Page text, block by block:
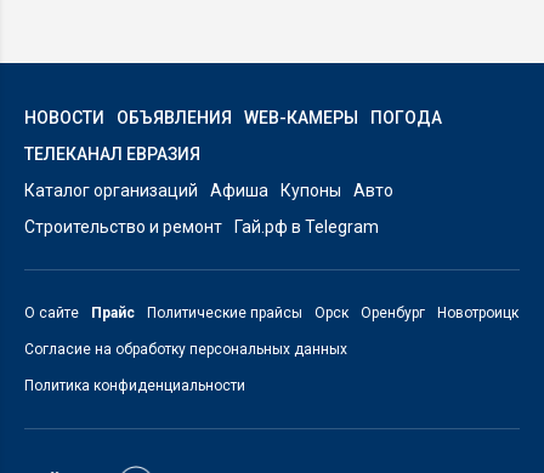
НОВОСТИ ОБЪЯВЛЕНИЯ WEB-КАМЕРЫ
ПОГОДА
ТЕЛЕКАНАЛ ЕВРАЗИЯ
Каталог организаций
Афиша Купоны
Авто
Строительство и ремонт
Гай.рф в Telegram
О сайте Прайс Политические прайсы Орск Оренбург Новотроицк
Согласие на обработку персональных данных
Политика конфиденциальности